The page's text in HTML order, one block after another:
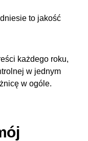
to jakość
każdego roku,
w jednym
w ogóle.